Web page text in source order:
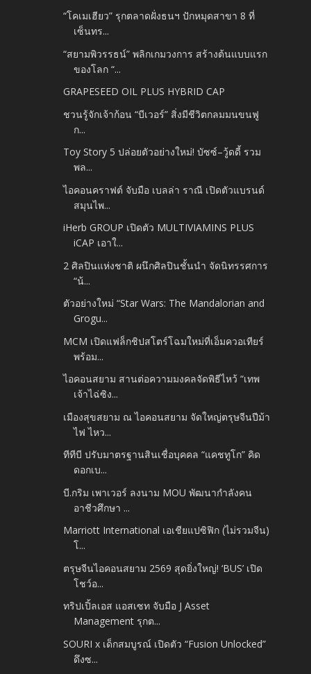
“โคเมเฮียว” รุกตลาดฝั่งธนฯ ปักหมุดสาขา 8 ที่
เซ็นทร...
“สยามพิวรรธน์” พลิกเกมวงการ สร้างต้นแบบแรก
ของโลก “...
GRAPESEED OIL PLUS HYBRID CAP
ชวนรู้จักเจ้าก้อน “บีเวอร์” สิ่งมีชีวิตกลมมนขนฟู
ก...
Toy Story 5 ปล่อยตัวอย่างใหม่! บัซซ์–วู้ดดี้ รวม
พล...
ไอคอนคราฟต์ จับมือ เบลล่า ราณี เปิดตัวแบรนด์
สมุนไพ...
iHerb GROUP เปิดตัว MULTIVIAMINS PLUS
iCAP เอาใ...
2 ศิลปินแห่งชาติ ผนึกศิลปินชั้นนำ จัดนิทรรศการ
“น้...
ตัวอย่างใหม่ “Star Wars: The Mandalorian and
Grogu...
MCM เปิดแฟล็กชิปสโตร์โฉมใหม่ที่เอ็มควอเทียร์
พร้อม...
ไอคอนสยาม สานต่อความมงคลจัดพิธีไหว้ “เทพ
เจ้าไฉ่ซิง...
เมืองสุขสยาม ณ ไอคอนสยาม จัดใหญ่ตรุษจีนปีม้า
ไฟ ไหว...
ทีทีบี ปรับมาตรฐานสินเชื่อบุคคล “แคชทูโก” คิด
ดอกเบ...
บี.กริม เพาเวอร์ ลงนาม MOU พัฒนากำลังคน
อาชีวศึกษา ...
Marriott International เอเชียแปซิฟิก (ไม่รวมจีน)
โ...
ตรุษจีนไอคอนสยาม 2569 สุดยิ่งใหญ่! ‘BUS’ เปิด
โชว์อ...
ทริปเปิ้ลเอส แอสเซท จับมือ J Asset
Management รุกต...
SOURI x เด็กสมบูรณ์ เปิดตัว “Fusion Unlocked”
ดึงซ...